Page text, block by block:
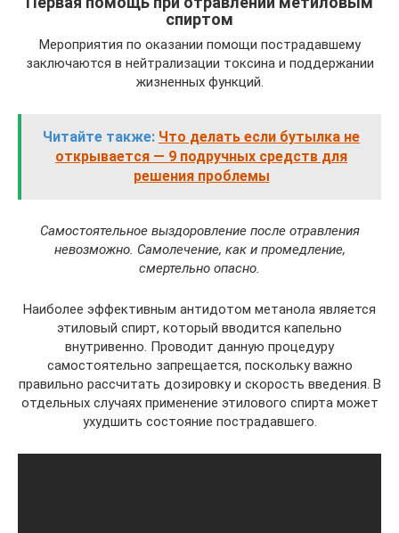
спиртом
Мероприятия по оказании помощи пострадавшему
заключаются в нейтрализации токсина и поддержании
жизненных функций.
Читайте также: Что делать если бутылка не
открывается — 9 подручных средств для
решения проблемы
Самостоятельное выздоровление после отравления
невозможно. Самолечение, как и промедление,
смертельно опасно.
Наиболее эффективным антидотом метанола является
этиловый спирт, который вводится капельно
внутривенно. Проводит данную процедуру
самостоятельно запрещается, поскольку важно
правильно рассчитать дозировку и скорость введения. В
отдельных случаях применение этилового спирта может
ухудшить состояние пострадавшего.